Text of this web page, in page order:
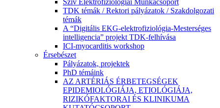
TDK témák / Rektori pályázatok / Szakdolgozati
témák
A “Digitális EKG-elektrofiziológia-Mesterséges
intelligencia” projekt TDK-felhívása
ICI-myocarditis workshop
Érsebészet
Pályázatok, projektek
PhD témáink
AZ ARTÉRIÁS ÉRBETEGSÉGEK
EPIDEMIOLÓGIÁJA, ETIOLÓGIÁJA,
RIZIKÓFAKTORAI ÉS KLINIKUMA